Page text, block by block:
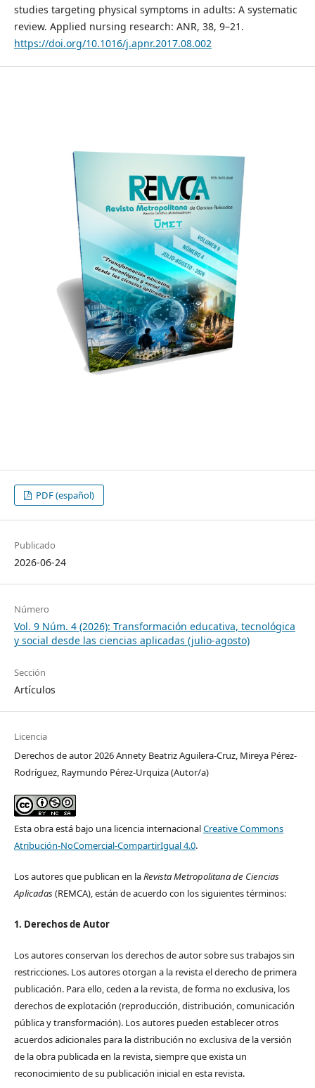
studies targeting physical symptoms in adults: A systematic
review. Applied nursing research: ANR, 38, 9–21.
https://doi.org/10.1016/j.apnr.2017.08.002
PDF (español)
Publicado
2026-06-24
Número
Vol. 9 Núm. 4 (2026): Transformación educativa, tecnológica
y social desde las ciencias aplicadas (julio-agosto)
Sección
Artículos
Licencia
Derechos de autor 2026 Annety Beatriz Aguilera-Cruz, Mireya Pérez-
Rodríguez, Raymundo Pérez-Urquiza (Autor/a)
Esta obra está bajo una licencia internacionalCreative Commons
Atribución-NoComercial-CompartirIgual 4.0.
Los autores que publican en laRevista Metropolitana de Ciencias
Aplicadas(REMCA), están de acuerdo con los siguientes términos:
1. Derechos de Autor
Los autores conservan los derechos de autor sobre sus trabajos sin
restricciones. Los autores otorgan a la revista el derecho de primera
publicación. Para ello, ceden a la revista, de forma no exclusiva, los
derechos de explotación (reproducción, distribución, comunicación
pública y transformación). Los autores pueden establecer otros
acuerdos adicionales para la distribución no exclusiva de la versión
de la obra publicada en la revista, siempre que exista un
reconocimiento de su publicación inicial en esta revista.